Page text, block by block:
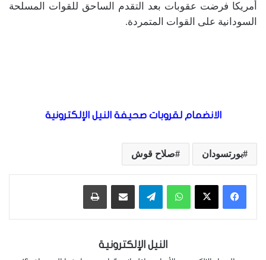
أمريكا فرضت عقوبات بعد التقدم الساحق للقوات المسلحة
السودانية على القوات المتمردة.
الانضمام لقروبات صحيفة النيل الإلكترونية
بورتسودان صلاح قوش
واتساب تيلقرام مشاركة عبر البريد طباعة
النيل الإلكترونية